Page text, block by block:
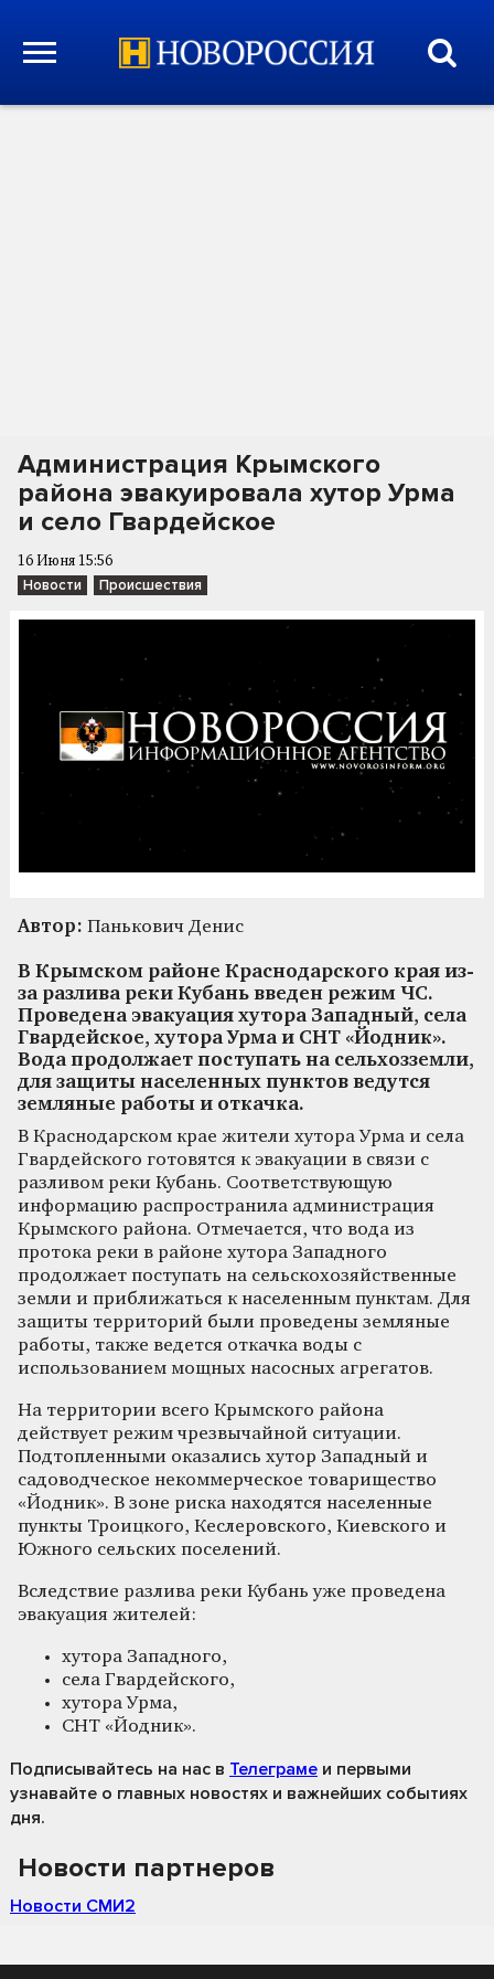
Администрация Крымского
района эвакуировала хутор Урма
и село Гвардейское
16 Июня 15:56
Новости Происшествия
Автор: Панькович Денис
В Крымском районе Краснодарского края из-
за разлива реки Кубань введен режим ЧС.
Проведена эвакуация хутора Западный, села
Гвардейское, хутора Урма и СНТ «Йодник».
Вода продолжает поступать на сельхозземли,
для защиты населенных пунктов ведутся
земляные работы и откачка.
В Краснодарском крае жители хутора Урма и села
Гвардейского готовятся к эвакуации в связи с
разливом реки Кубань. Соответствующую
информацию распространила администрация
Крымского района. Отмечается, что вода из
протока реки в районе хутора Западного
продолжает поступать на сельскохозяйственные
земли и приближаться к населенным пунктам. Для
защиты территорий были проведены земляные
работы, также ведется откачка воды с
использованием мощных насосных агрегатов.
На территории всего Крымского района
действует режим чрезвычайной ситуации.
Подтопленными оказались хутор Западный и
садоводческое некоммерческое товарищество
«Йодник». В зоне риска находятся населенные
пункты Троицкого, Кеслеровского, Киевского и
Южного сельских поселений.
Вследствие разлива реки Кубань уже проведена
эвакуация жителей:
хутора Западного,
села Гвардейского,
хутора Урма,
СНТ «Йодник».
Подписывайтесь на нас в Телеграме и первыми
узнавайте о главных новостях и важнейших событиях
дня.
Новости партнеров
Новости СМИ2